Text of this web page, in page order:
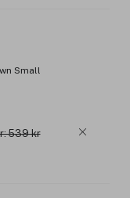
Small
539 kr